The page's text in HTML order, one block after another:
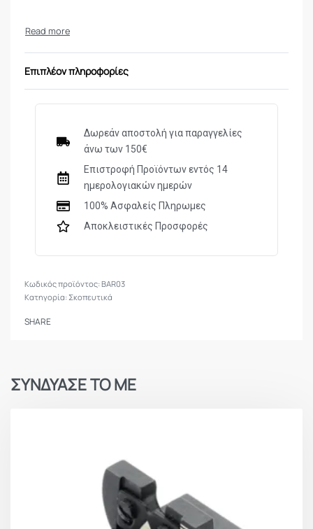
Επιπλέον πληροφορίες
Δωρεάν αποστολή για παραγγελίες
άνω των 150€
Επιστροφή Προϊόντων εντός 14
ημερολογιακών ημερών
100% Ασφαλείς Πληρωμες
Αποκλειστικές Προσφορές
BAR03
Κατηγορία:Σκοπευτικά
SHARE
ΣΥΝΔΥΑΣΕ ΤΟ ΜΕ